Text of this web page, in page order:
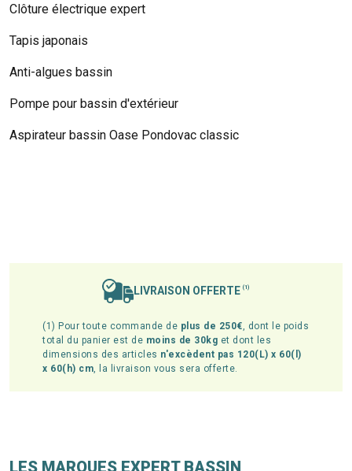
Clôture électrique expert
Tapis japonais
Anti-algues bassin
Pompe pour bassin d'extérieur
Aspirateur bassin Oase Pondovac classic
LIVRAISON OFFERTE (1)
(1) Pour toute commande de plus de 250€, dont le poids
total du panier est de moins de 30kg et dont les
dimensions des articles n'excèdent pas 120(L) x 60(l)
x 60(h) cm, la livraison vous sera offerte.
LES MARQUES EXPERT BASSIN